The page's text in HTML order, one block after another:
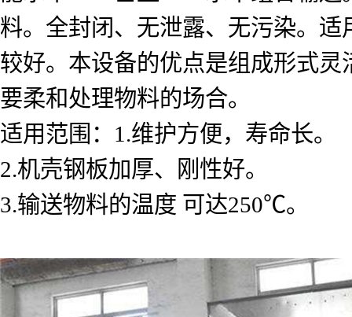
料。全封闭、无泄露、无污染。
较好。本设备的优点是组成形式
要柔和处理物料的场合。
适用范围：1.维护方便，寿命长。
2.机壳钢板加厚、刚性好。
3.输送物料的温度 可达250℃。